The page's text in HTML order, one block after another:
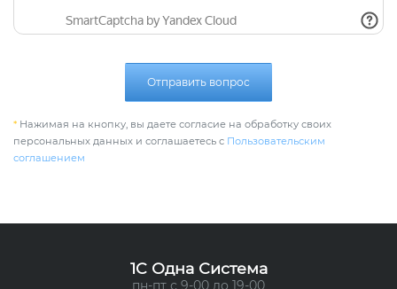
Отправить вопрос
* Нажимая на кнопку, вы даете согласие на обработку своих
персональных данных и соглашаетесь с Пользовательским
соглашением
1C Одна Система
пн-пт с 9-00 до 19-00